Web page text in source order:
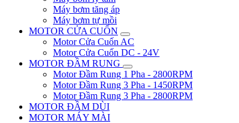
Máy bơm tăng áp
Máy bơm tự mồi
MOTOR CỬA CUỐN
Motor Cửa Cuốn AC
Motor Cửa Cuốn DC - 24V
MOTOR ĐẦM RUNG
Motor Đầm Rung 1 Pha - 2800RPM
Motor Đầm Rung 3 Pha - 1450RPM
Motor Đầm Rung 3 Pha - 2800RPM
MOTOR ĐẦM DÙI
MOTOR MÁY MÀI